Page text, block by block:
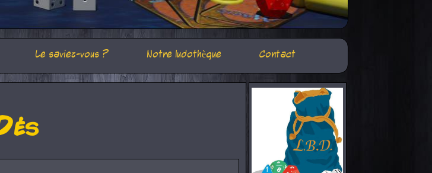
Le saviez-vous ? Notre ludothèque Contact